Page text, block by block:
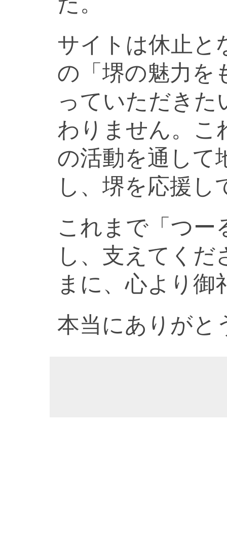
サイトは休止と
の「堺の魅力を
っていただきた
わりません。こ
の活動を通して
し、堺を応援し
これまで「つー
し、支えてく
まに、心より御
本当にありがと